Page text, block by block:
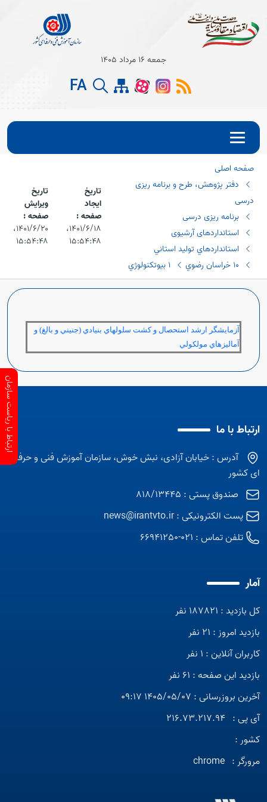
Open
جمعه 16 مرداد 1405
FA
صفحه اصلی
دفتر پژوهش، طرح و برنامه ریزی
درسی
برنامه ریزی درسی
استانداردهای آرشیوی
استانداردهاي توليد استاني
١٠ خراسان رضوي
١ بيوتكنولوژي
تاریخ
ایجاد
صفحه :
۱۴۰۱/۶/۱۸،‏
۱۵:۵۴:۴۸
تاریخ
ویرایش
صفحه :
۱۴۰۱/۶/۲۰،‏
۱۵:۵۴:۴۸
آزمايشگر ارشد استحصال و كشت سلولهاي بنيادي (جنيني و بالغ) و
آماليزهاي مولكولي
ارتباط با ما
آدرس : خیابان آزادی، نبش خوش، سازمان آموزش فنی و حرفه
ای کشور
صندوق پستی : 818/13445
پست الکترونیکی :news@irantvto.ir
تلفن تماس : 021-66941250
آمار
کل بازدید : 187821 نفر
بازدید امروز : 21 نفر
کاربران آنلاین : 1 نفر
بازدید این صفحه : 61 نفر
آخرین بروزرسانی : 1405/05/07 09:17
آی پی : 216.73.217.94
کشور :
مرورگر : chrome
ارتباط با ریاست سازمان